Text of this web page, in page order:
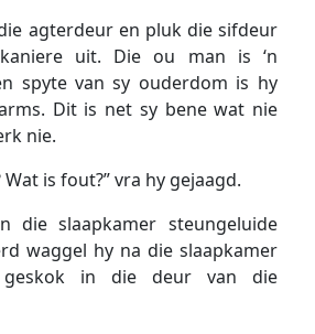
agterdeur en pluk die sifdeur
uit. Die ou man is ‘n
spyte van sy ouderdom is hy
Dit is net sy bene wat nie
nie.
Wat is fout?” vra hy gejaagd.
die slaapkamer steungeluide
waggel hy na die slaapkamer
in die deur van die